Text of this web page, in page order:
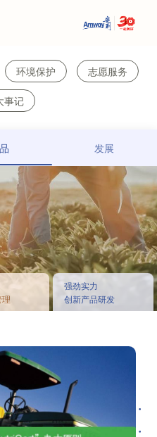
环境保护 志愿服务
事记
发展
强劲实力
创新产品研发